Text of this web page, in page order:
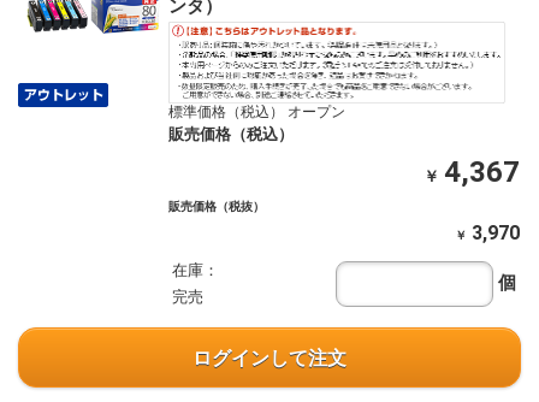
ンタ）
標準価格（税込） オープン
販売価格（税込）
￥ 4,367
販売価格（税抜）
￥ 3,970
在庫：
完売
個
ログインして注文